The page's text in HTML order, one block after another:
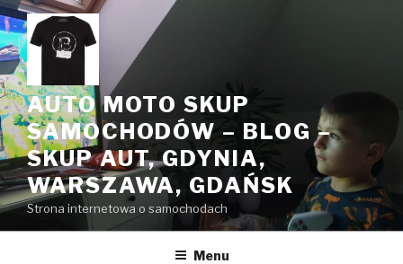
Przeskocz
do
treści
AUTO MOTO SKUP
SAMOCHODÓW – BLOG –
SKUP AUT, GDYNIA,
WARSZAWA, GDAŃSK
Strona internetowa o samochodach
Menu